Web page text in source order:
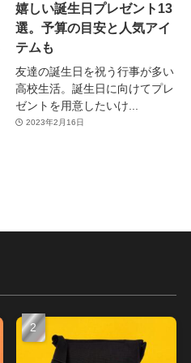
嬉しい誕生日プレゼント13
選。予算の目安と人気アイ
テムも
友達の誕生日を祝う行事が多い
高校生活。誕生日に向けてプレ
ゼントを用意したいけ...
2023年2月16日